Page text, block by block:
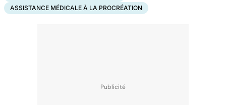
ASSISTANCE MÉDICALE À LA PROCRÉATION